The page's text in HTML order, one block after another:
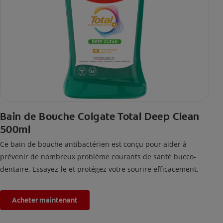
Bain de Bouche Colgate Total Deep Clean
500ml
Ce bain de bouche antibactérien est conçu pour aider à
prévenir de nombreux problème courants de santé bucco-
dentaire. Essayez-le et protégez votre sourire efficacement.
Acheter maintenant